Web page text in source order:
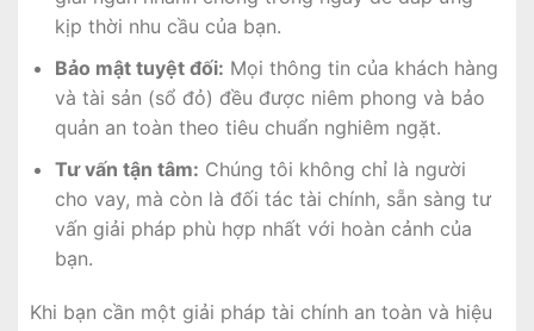
kịp thời nhu cầu của bạn.
Bảo mật tuyệt đối: Mọi thông tin của khách hàng
và tài sản (sổ đỏ) đều được niêm phong và bảo
quản an toàn theo tiêu chuẩn nghiêm ngặt.
Tư vấn tận tâm: Chúng tôi không chỉ là người
cho vay, mà còn là đối tác tài chính, sẵn sàng tư
vấn giải pháp phù hợp nhất với hoàn cảnh của
bạn.
Khi bạn cần một giải pháp tài chính an toàn và hiệu